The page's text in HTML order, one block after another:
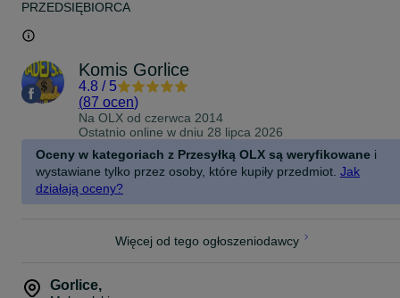
osobistego pod adresem:
ul.Mickiewicza 5
TEL: 18 355-21-22
Godziny otwarcia:
PON-PT 8:30-16:30
SOBOTA 9-13
NIEDZIELA: NIECZYNNE
ZAPRASZAMY!
PRZEDSIĘBIORCA
Komis Gorlice
4.8 / 5
(87 ocen)
Na OLX od czerwca 2014
Ostatnio online w dniu 28 lipca 2026
Oceny w kategoriach z Przesyłką OLX są weryfikowane i
wystawiane tylko przez osoby, które kupiły przedmiot. Jak
działają oceny?
Więcej od tego ogłoszeniodawcy
Gorlice,